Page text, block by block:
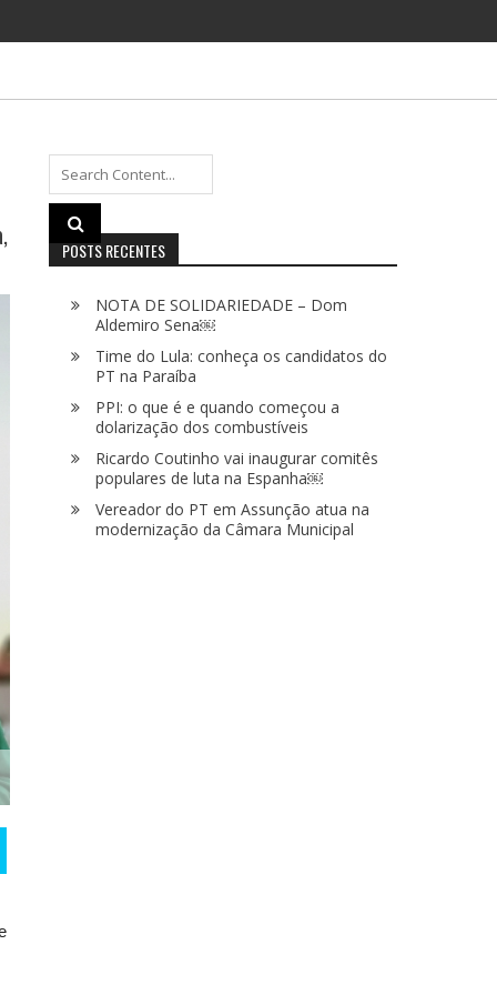
Search
for:
POSTS RECENTES
NOTA DE SOLIDARIEDADE – Dom
Aldemiro Sena￼
Time do Lula: conheça os candidatos do
PT na Paraíba
PPI: o que é e quando começou a
dolarização dos combustíveis
Ricardo Coutinho vai inaugurar comitês
populares de luta na Espanha￼
Vereador do PT em Assunção atua na
modernização da Câmara Municipal